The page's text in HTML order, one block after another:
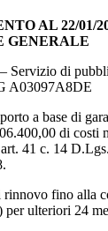
AL 22/01/
GENERALE
Servizio di
A03097A8DE
a base di
di costi
41 c. 14
rinnovo fino alla
per ulteriori 24